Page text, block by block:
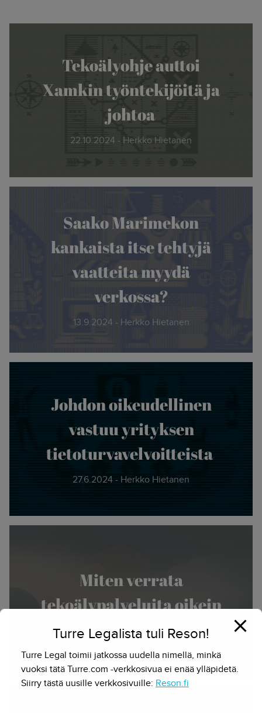
Tekoälyohje auttoi
Xamkin työntekijöitä ja
johtoa
22.10.2024 - Herkko Hietanen
Saako Marimekon
kankaista itse tehtyjä
vaatteita myydä
verkossa?
13.9.2024 - Herkko Hietanen
Johdon oikeudellinen
vastuu yrityksen
tietoturvavelvoitteista
27.6.2024 - Herkko Hietanen
Miten verrata
tekoälypalveluita oikein
15.5.2024 - Herkko Hietanen
Turre Legalista tuli Reson!
Turre Legal toimii jatkossa uudella nimellä, minkä
vuoksi tätä Turre.com -verkkosivua ei enää ylläpidetä.
Siirry tästä uusille verkkosivuille: Reson.fi